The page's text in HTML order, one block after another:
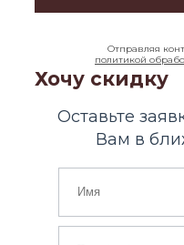
Отправляя
политикой
Хочу скидку
Оставьте
Вам в